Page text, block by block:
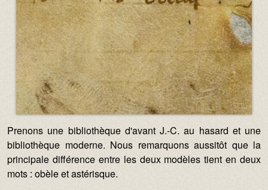
Texte :
Prenons une bibliothèque d'avant J.-C. au hasard et une
bibliothèque moderne. Nous remarquons aussitôt que la
principale différence entre les deux modèles tient en deux
mots : obèle et astérisque.